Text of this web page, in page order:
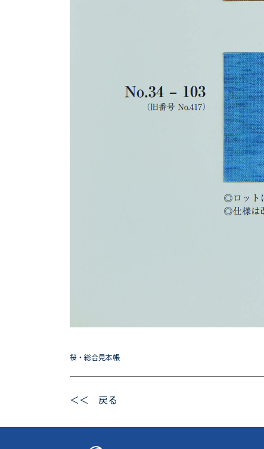
桜・総合見本帳
＜＜ 戻る